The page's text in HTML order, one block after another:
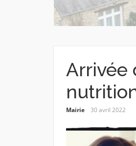
Arrivée
Mairie 30 avril 2022